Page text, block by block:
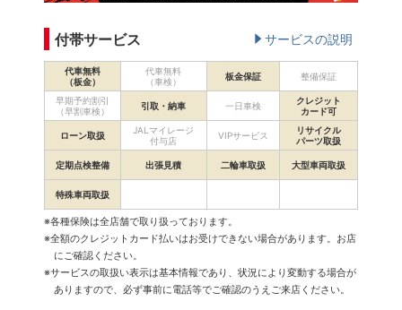
付帯サービス サービスの説明
代車無料
（板金）
代車無料
（車検）
板金保証 整備保証
早期予約割引
（早割車検）
引取・納車 一日車検
クレジット
カード可
ローン取扱
JALマイレージ
付与店
VIPサービス
リサイクル
パーツ取扱
定期点検整備 出張見積 二輪車取扱 大型車両取扱
特殊車両取扱
※各種保険は全店舗で取り扱っております。
※全額のクレジットカード払いはお受けできない場合があります。お店
にご確認ください。
※サービスの取扱い表示は基本情報であり、状況により変動する場合が
ありますので、必ず事前に電話等でご確認のうえご来店ください。